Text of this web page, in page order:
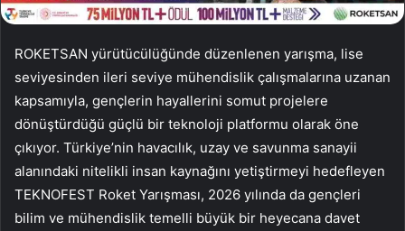
ROKETSAN yürütücülüğünde düzenlenen yarışma, lise
seviyesinden ileri seviye mühendislik çalışmalarına uzanan
kapsamıyla, gençlerin hayallerini somut projelere
dönüştürdüğü güçlü bir teknoloji platformu olarak öne
çıkıyor. Türkiye’nin havacılık, uzay ve savunma sanayii
alanındaki nitelikli insan kaynağını yetiştirmeyi hedefleyen
TEKNOFEST Roket Yarışması, 2026 yılında da gençleri
bilim ve mühendislik temelli büyük bir heyecana davet